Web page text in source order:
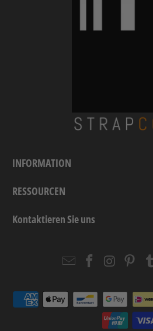
INFORMATION
RESSOURCEN
Kontaktieren Sie uns
Email